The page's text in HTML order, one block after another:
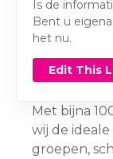
Is de
Bent u
het nu.
Edit This
Met bijna
wij de
groepen,